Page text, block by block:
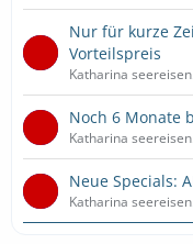
Nur für kurze
Vorteilspreis
Katharina
Noch 6 Monate
Katharina
Neue Specials:
Katharina